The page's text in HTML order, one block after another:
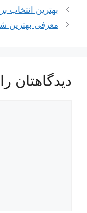
ناوبری
نوشته‌ها
بهترین انتخاب
معرفی
دیدگاهتان